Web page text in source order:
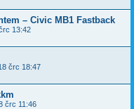
– Civic MB1 Fastback
13:42
črc 18:47
črc 11:46